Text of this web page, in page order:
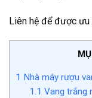
Liên hệ để được
1 Nhà máy rượu
1.1 Vang trắng